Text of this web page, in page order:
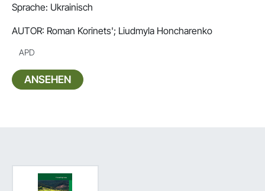
Sprache: Ukrainisch
AUTOR: Roman Korinets'; Liudmyla Honcharenko
APD
ANSEHEN